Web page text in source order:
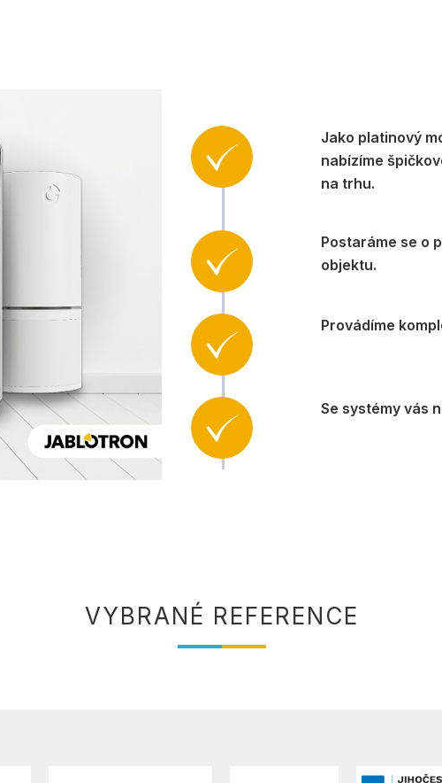
Jako platinový
nabízíme
na trhu.
Postaráme se o
objektu.
Provádíme
Se systémy vás
VYBRANÉ REFERENCE